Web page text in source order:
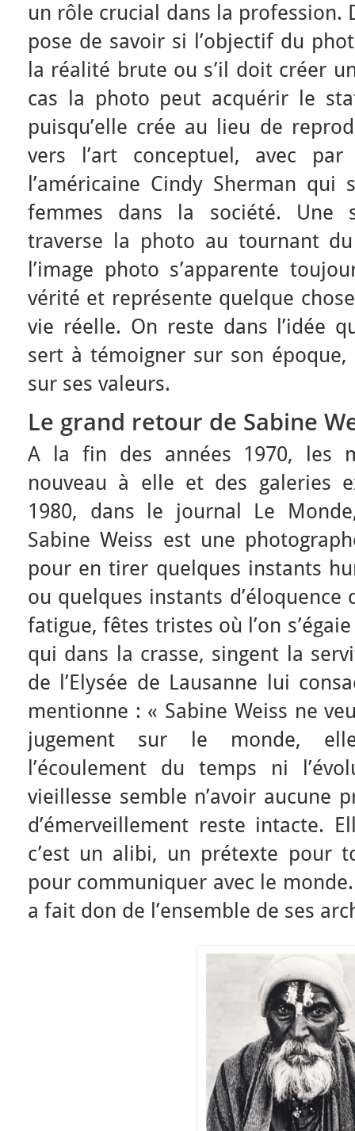
un rôle crucial dans la profession.
pose de savoir si l’objectif du
la réalité brute ou s’il doit créer
cas la photo peut acquérir le
puisqu’elle crée au lieu de
vers l’art conceptuel, avec
l’américaine Cindy Sherman
femmes dans la société. Une
traverse la photo au tournant du
l’image photo s’apparente
vérité et représente quelque
vie réelle. On reste dans l’idée
sert à témoigner sur son
sur ses valeurs.
Le grand retour de Sabine
A la fin des années 1970, les
nouveau à elle et des galeries
1980, dans le journal Le
Sabine Weiss est une
pour en tirer quelques instants
ou quelques instants
fatigue, fêtes tristes où l’on
qui dans la crasse, singent la
de l’Elysée de Lausanne lui
mentionne : « Sabine Weiss ne
jugement sur le monde,
l’écoulement du temps ni
vieillesse semble n’avoir aucune
d’émerveillement reste intacte.
c’est un alibi, un prétexte pour
pour communiquer avec le monde.
a fait don de l’ensemble de ses